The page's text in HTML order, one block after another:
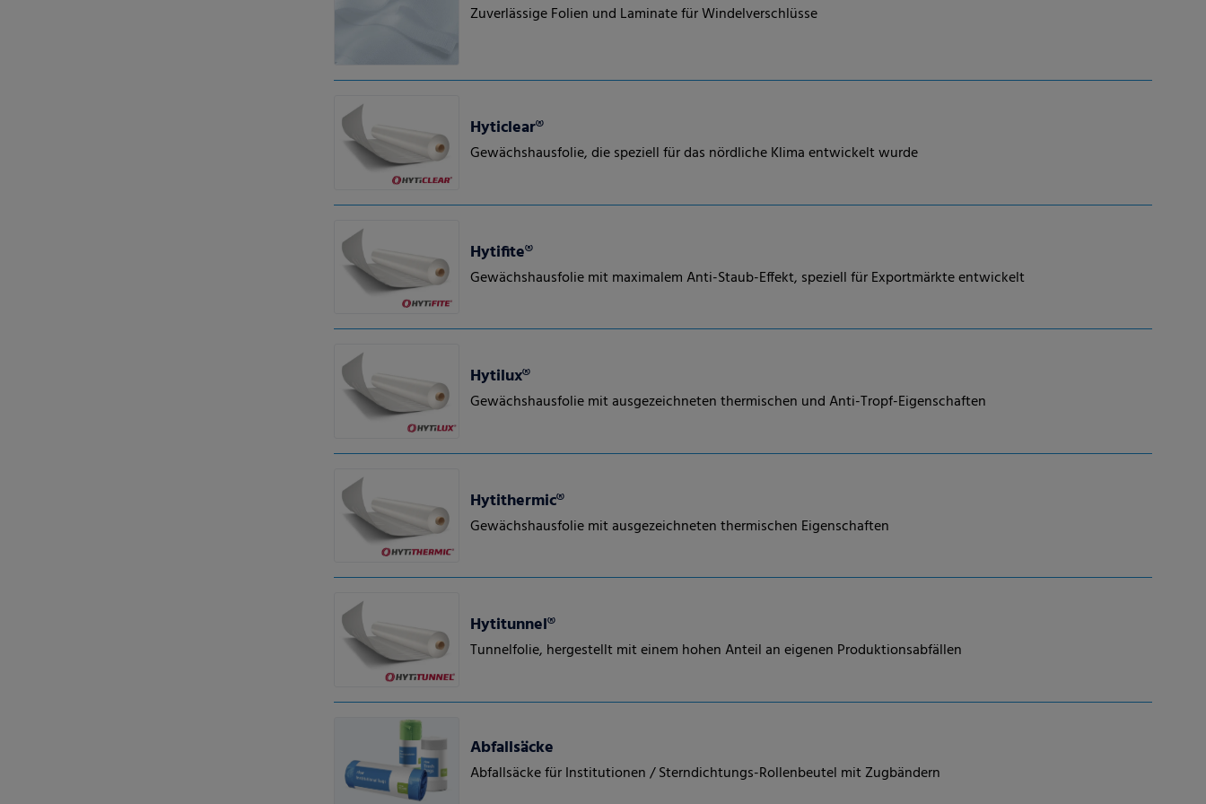
Zuverlässige Folien und Laminate für Windelverschlüsse
Hyticlear®
Gewächshausfolie, die speziell für das nördliche Klima entwickelt wurde
Hytifite®
Gewächshausfolie mit maximalem Anti-Staub-Effekt, speziell für Exportmärkte entwickelt
Hytilux®
Gewächshausfolie mit ausgezeichneten thermischen und Anti-Tropf-Eigenschaften
Hytithermic®
Gewächshausfolie mit ausgezeichneten thermischen Eigenschaften
Hytitunnel®
Tunnelfolie, hergestellt mit einem hohen Anteil an eigenen Produktionsabfällen
Abfallsäcke
Abfallsäcke für Institutionen / Sterndichtungs-Rollenbeutel mit Zugbändern